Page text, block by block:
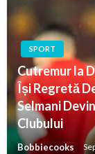
SPORT
Cutremur la
Își Regretă
Selmani
Clubului
Bobbiecooks